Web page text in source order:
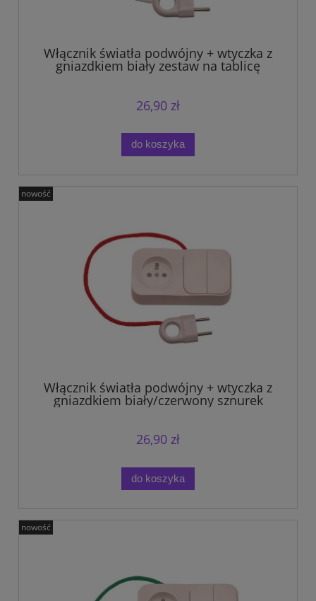
Włącznik światła podwójny + wtyczka z
gniazdkiem biały zestaw na tablicę
manipulacyjną.
26,90 zł
do koszyka
Włącznik światła podwójny + wtyczka z
gniazdkiem biały/czerwony sznurek
zestaw na tablicę manipulacyjną.
26,90 zł
do koszyka
nowość
nowość